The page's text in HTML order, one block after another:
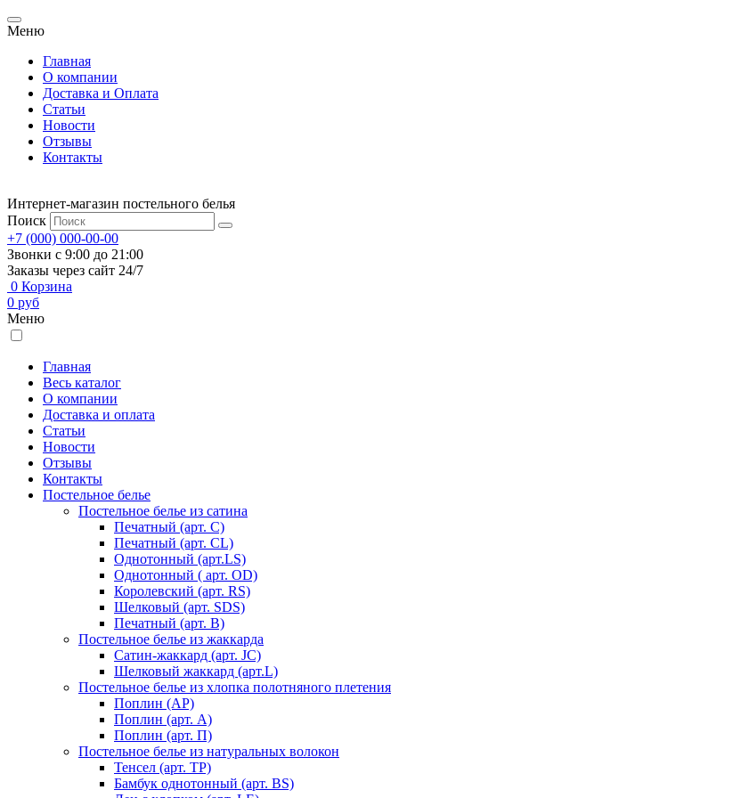
Меню
Главная
О компании
Доставка и Оплата
Статьи
Новости
Отзывы
Контакты
Интернет-магазин постельного белья
Поиск
+7 (000) 000-00-00
Звонки с 9:00 до 21:00
Заказы через сайт 24/7
0 Корзина
0 руб
Меню
Главная
Весь каталог
О компании
Доставка и оплата
Статьи
Новости
Отзывы
Контакты
Постельное белье
Постельное белье из сатина
Печатный (арт. С)
Печатный (арт. СL)
Однотонный (арт.LS)
Однотонный ( арт. OD)
Королевский (арт. RS)
Шелковый (арт. SDS)
Печатный (арт. В)
Постельное белье из жаккарда
Сатин-жаккард (арт. JC)
Шелковый жаккард (арт.L)
Постельное белье из хлопка полотняного плетения
Поплин (AP)
Поплин (арт. А)
Поплин (арт. П)
Постельное белье из натуральных волокон
Тенсел (арт. ТР)
Бамбук однотонный (арт. BS)